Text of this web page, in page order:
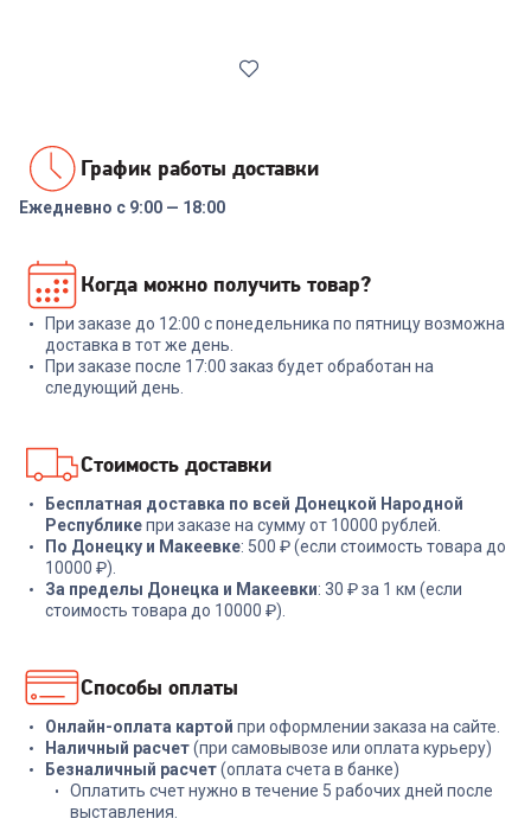
Лопатка RONDELL RD-657
Intense
+ 7 бонусов
249₽
График работы доставки
Ежедневно с 9:00 — 18:00
Когда можно получить товар?
При заказе до 12:00 с понедельника по пятницу возможна
доставка в тот же день.
При заказе после 17:00 заказ будет обработан на
следующий день.
Стоимость доставки
Бесплатная доставка по всей Донецкой Народной
Республикепри заказе на сумму от 10000 рублей.
По Донецку и Макеевке: 500 ₽ (если стоимость товара до
10000 ₽).
За пределы Донецка и Макеевки: 30 ₽ за 1 км (если
стоимость товара до 10000 ₽).
Способы оплаты
Онлайн-оплата картой при оформлении заказа на сайте.
Наличный расчет(при самовывозе или оплата курьеру)
Безналичный расчет(оплата счета в банке)
Оплатить счет нужно в течение 5 рабочих дней после
выставления.